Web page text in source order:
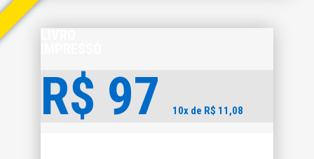
R$ 97 10x de R$ 11,08